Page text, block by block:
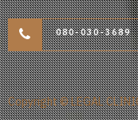
080-030-3689
Copyright © LEGAL